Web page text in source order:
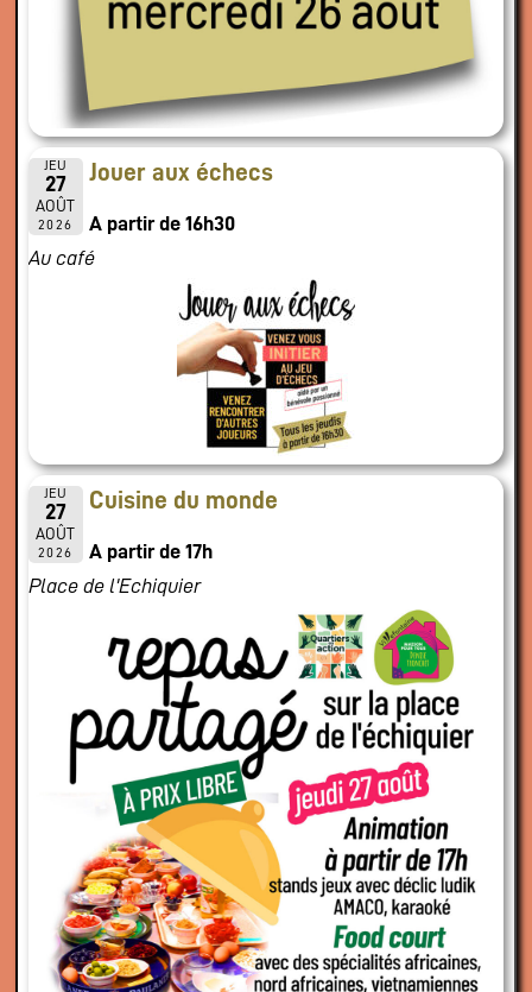
JEU
27
AOÛT
2026
Jouer aux échecs
A partir de 16h30
Au café
JEU
27
AOÛT
2026
Cuisine du monde
A partir de 17h
Place de l'Echiquier